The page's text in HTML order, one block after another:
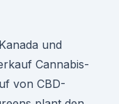
und
Cannabis-
von CBD-